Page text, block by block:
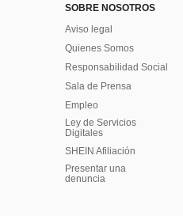
SOBRE NOSOTROS
Aviso legal
Quienes Somos
Responsabilidad Social
Sala de Prensa
Empleo
Ley de Servicios
Digitales
SHEIN Afiliación
Presentar una
denuncia